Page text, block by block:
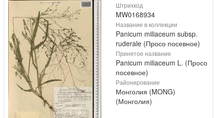
Штрихкод
MW0168934
Название в коллекции
Panicum miliaceum subsp.
ruderale (Просо посевное)
Принятое название
Panicum miliaceum L. (Просо
посевное)
Районирование
Монголия (MONG)
(Монголия)